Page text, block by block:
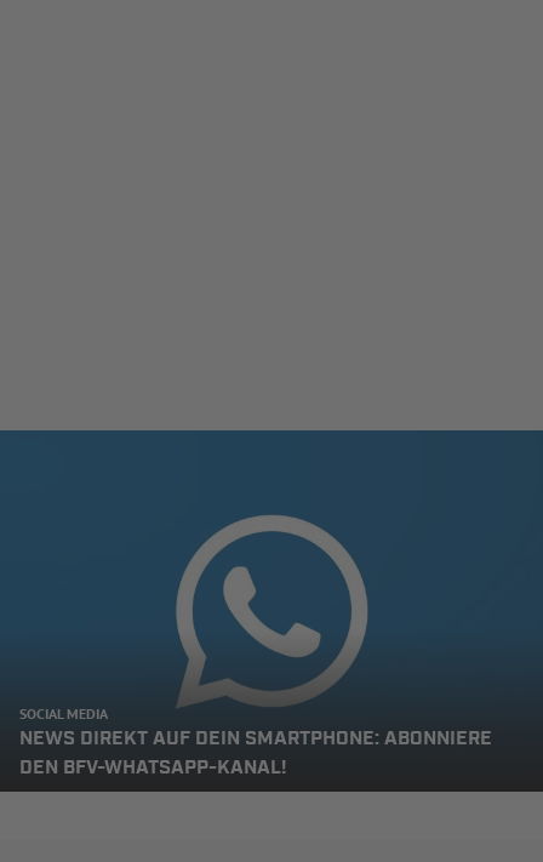
SOCIAL MEDIA
NEWS DIREKT AUF DEIN SMARTPHONE: ABONNIERE
DEN BFV-WHATSAPP-KANAL!